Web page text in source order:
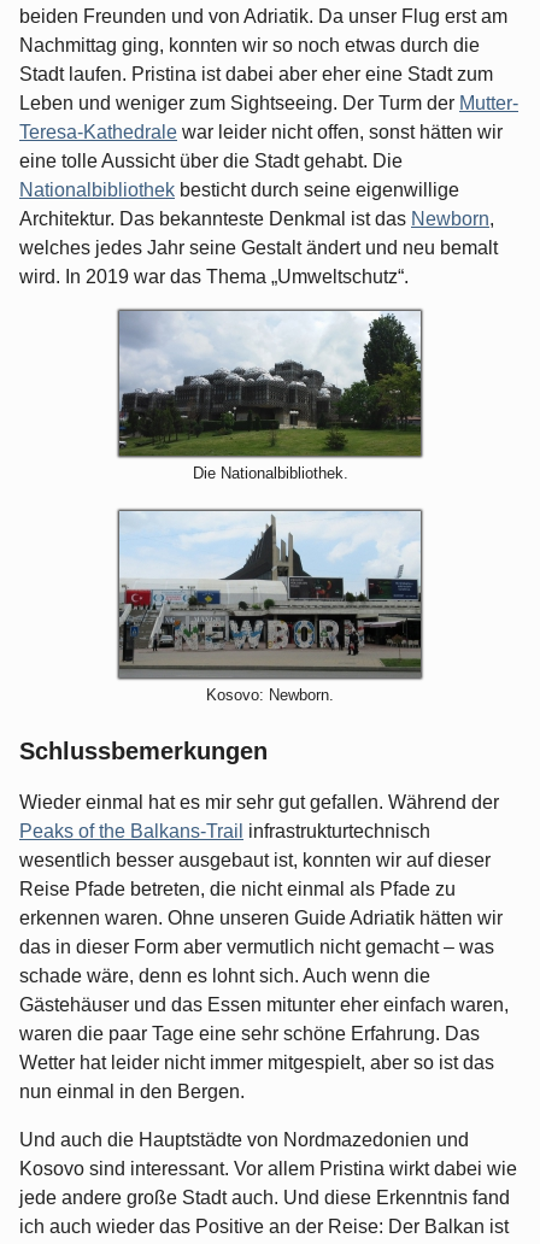
beiden Freunden und von Adriatik. Da unser Flug erst am
Nachmittag ging, konnten wir so noch etwas durch die
Stadt laufen. Pristina ist dabei aber eher eine Stadt zum
Leben und weniger zum Sightseeing. Der Turm der Mutter-
Teresa-Kathedrale war leider nicht offen, sonst hätten wir
eine tolle Aussicht über die Stadt gehabt. Die
Nationalbibliothek besticht durch seine eigenwillige
Architektur. Das bekannteste Denkmal ist das Newborn,
welches jedes Jahr seine Gestalt ändert und neu bemalt
wird. In 2019 war das Thema „Umweltschutz“.
Die Nationalbibliothek.
Kosovo: Newborn.
Schlussbemerkungen
Wieder einmal hat es mir sehr gut gefallen. Während der
Peaks of the Balkans-Trail infrastrukturtechnisch
wesentlich besser ausgebaut ist, konnten wir auf dieser
Reise Pfade betreten, die nicht einmal als Pfade zu
erkennen waren. Ohne unseren Guide Adriatik hätten wir
das in dieser Form aber vermutlich nicht gemacht – was
schade wäre, denn es lohnt sich. Auch wenn die
Gästehäuser und das Essen mitunter eher einfach waren,
waren die paar Tage eine sehr schöne Erfahrung. Das
Wetter hat leider nicht immer mitgespielt, aber so ist das
nun einmal in den Bergen.
Und auch die Hauptstädte von Nordmazedonien und
Kosovo sind interessant. Vor allem Pristina wirkt dabei wie
jede andere große Stadt auch. Und diese Erkenntnis fand
ich auch wieder das Positive an der Reise: Der Balkan ist